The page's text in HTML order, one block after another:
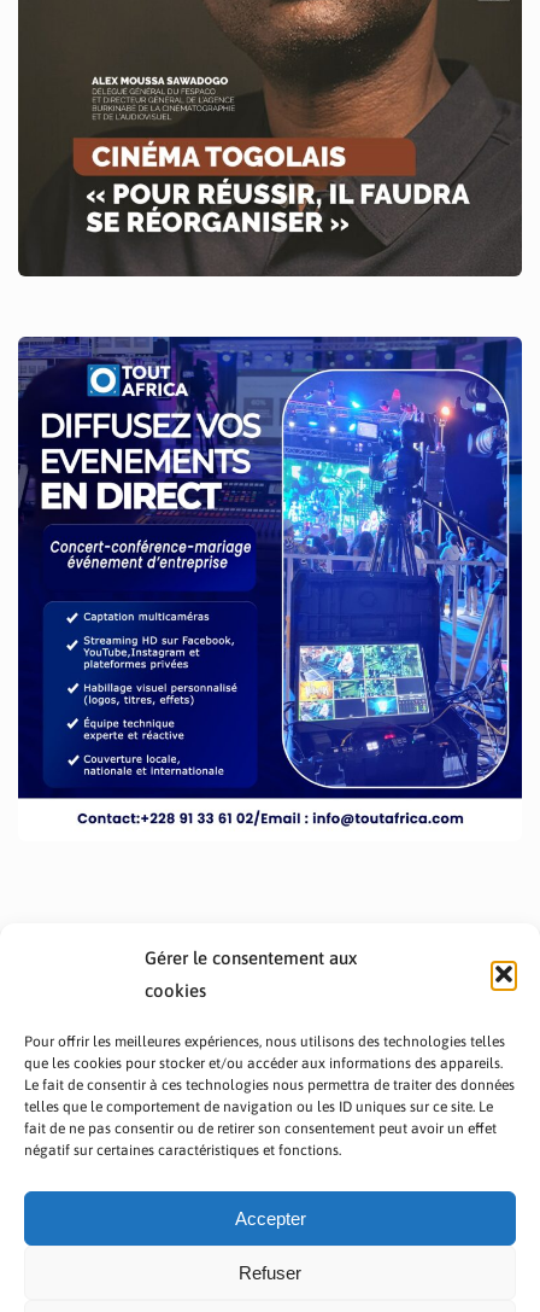
Gérer le consentement aux
cookies
Pour offrir les meilleures expériences, nous utilisons des technologies telles
que les cookies pour stocker et/ou accéder aux informations des appareils.
Le fait de consentir à ces technologies nous permettra de traiter des données
telles que le comportement de navigation ou les ID uniques sur ce site. Le
fait de ne pas consentir ou de retirer son consentement peut avoir un effet
négatif sur certaines caractéristiques et fonctions.
Accepter
Refuser
PRÉSENTATION TOUTAFRICA
A PROPOS